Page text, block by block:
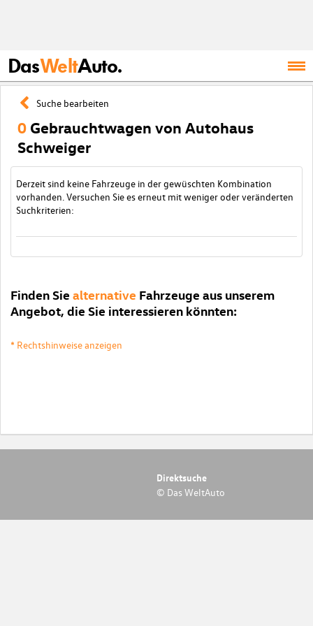
DasWeltAuto.
Suche bearbeiten
0 Gebrauchtwagen von Autohaus
Schweiger
Derzeit sind keine Fahrzeuge in der gewüschten Kombination
vorhanden. Versuchen Sie es erneut mit weniger oder veränderten
Suchkriterien:
Finden Sie alternative Fahrzeuge aus unserem
Angebot, die Sie interessieren könnten:
* Rechtshinweise anzeigen
Direktsuche
© Das WeltAuto